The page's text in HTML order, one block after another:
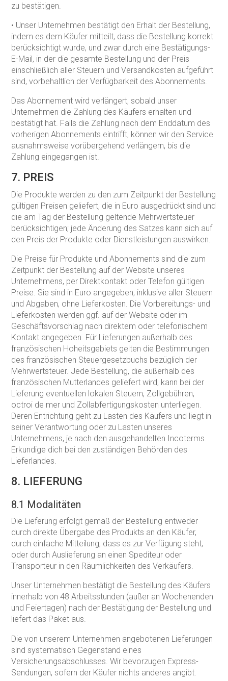
zu bestätigen.
• Unser Unternehmen bestätigt den Erhalt der Bestellung,
indem es dem Käufer mitteilt, dass die Bestellung korrekt
berücksichtigt wurde, und zwar durch eine Bestätigungs-
E-Mail, in der die gesamte Bestellung und der Preis
einschließlich aller Steuern und Versandkosten aufgeführt
sind, vorbehaltlich der Verfügbarkeit des Abonnements.
Das Abonnement wird verlängert, sobald unser
Unternehmen die Zahlung des Käufers erhalten und
bestätigt hat. Falls die Zahlung nach dem Enddatum des
vorherigen Abonnements eintrifft, können wir den Service
ausnahmsweise vorübergehend verlängern, bis die
Zahlung eingegangen ist.
7. PREIS
Die Produkte werden zu den zum Zeitpunkt der Bestellung
gültigen Preisen geliefert, die in Euro ausgedrückt sind und
die am Tag der Bestellung geltende Mehrwertsteuer
berücksichtigen; jede Änderung des Satzes kann sich auf
den Preis der Produkte oder Dienstleistungen auswirken.
Die Preise für Produkte und Abonnements sind die zum
Zeitpunkt der Bestellung auf der Website unseres
Unternehmens, per Direktkontakt oder Telefon gültigen
Preise. Sie sind in Euro angegeben, inklusive aller Steuern
und Abgaben, ohne Lieferkosten. Die Vorbereitungs- und
Lieferkosten werden ggf. auf der Website oder im
Geschäftsvorschlag nach direktem oder telefonischem
Kontakt angegeben. Für Lieferungen außerhalb des
französischen Hoheitsgebiets gelten die Bestimmungen
des französischen Steuergesetzbuchs bezüglich der
Mehrwertsteuer. Jede Bestellung, die außerhalb des
französischen Mutterlandes geliefert wird, kann bei der
Lieferung eventuellen lokalen Steuern, Zollgebühren,
octroi de mer und Zollabfertigungskosten unterliegen.
Deren Entrichtung geht zu Lasten des Käufers und liegt in
seiner Verantwortung oder zu Lasten unseres
Unternehmens, je nach den ausgehandelten Incoterms.
Erkundige dich bei den zuständigen Behörden des
Lieferlandes.
8. LIEFERUNG
8.1 Modalitäten
Die Lieferung erfolgt gemäß der Bestellung entweder
durch direkte Übergabe des Produkts an den Käufer,
durch einfache Mitteilung, dass es zur Verfügung steht,
oder durch Auslieferung an einen Spediteur oder
Transporteur in den Räumlichkeiten des Verkäufers.
Unser Unternehmen bestätigt die Bestellung des Käufers
innerhalb von 48 Arbeitsstunden (außer an Wochenenden
und Feiertagen) nach der Bestätigung der Bestellung und
liefert das Paket aus.
Die von unserem Unternehmen angebotenen Lieferungen
sind systematisch Gegenstand eines
Versicherungsabschlusses. Wir bevorzugen Express-
Sendungen, sofern der Käufer nichts anderes angibt.